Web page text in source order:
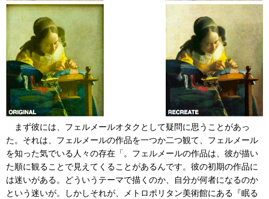
まず彼には、フェルメールオタクとして疑問に思うことがあっ
た。それは、フェルメールの作品を一つか二つ観て、フェルメール
を知った気でいる人々の存在「。フェルメールの作品は、彼が描い
た順に観ることで見えてくることがあるんです。彼の初期の作品に
は迷いがある。どういうテーマで描くのか、自分が何者になるのか
という迷いが。しかしそれが、メトロポリタン美術館にある『眠る